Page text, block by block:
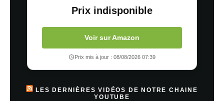
Prix indisponible
Voir sur Amazon
Prix mis à jour : 08/08/2026 07:39
LES DERNIÈRES VIDÉOS DE NOTRE CHAINE
YOUTUBE